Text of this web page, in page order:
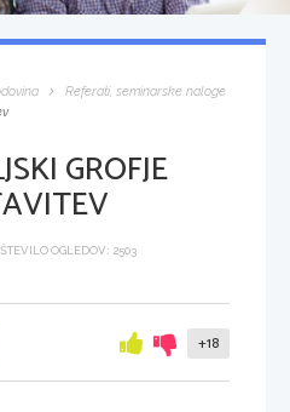
Referati, seminarske naloge
GROFJE
ŠTEVILO OGLEDOV: 2503
prikaži meni +18